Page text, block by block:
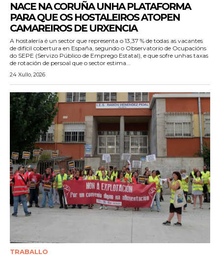
NACE NA CORUÑA UNHA PLATAFORMA
PARA QUE OS HOSTALEIROS ATOPEN
CAMAREIROS DE URXENCIA
A hostalería é un sector que representa o 13,37 % de todas as vacantes
de difícil cobertura en España, segundo o Observatorio de Ocupacións
do SEPE (Servizo Público de Emprego Estatal), e que sofre unhas taxas
de rotación de persoal que o sector estima...
24 Xullo, 2026
TRABALLO